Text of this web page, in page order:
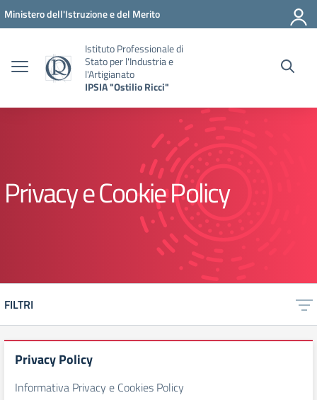
Vai ai contenuti
Vai al menu di navigazione
Vai al footer
Ministero dell'Istruzione e del Merito
Istituto Professionale di
Stato per l'Industria e
l'Artigianato
IPSIA "Ostilio Ricci"
Privacy e Cookie Policy
FILTRI
Privacy Policy
Informativa Privacy e Cookies Policy